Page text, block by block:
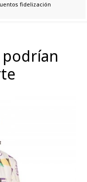
fidelización